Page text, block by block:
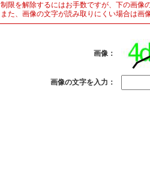
制限を解除するにはお手数ですが、下の画像
また、画像の文字が読み取りにくい場合は画
画像：
画像の文字を入力：